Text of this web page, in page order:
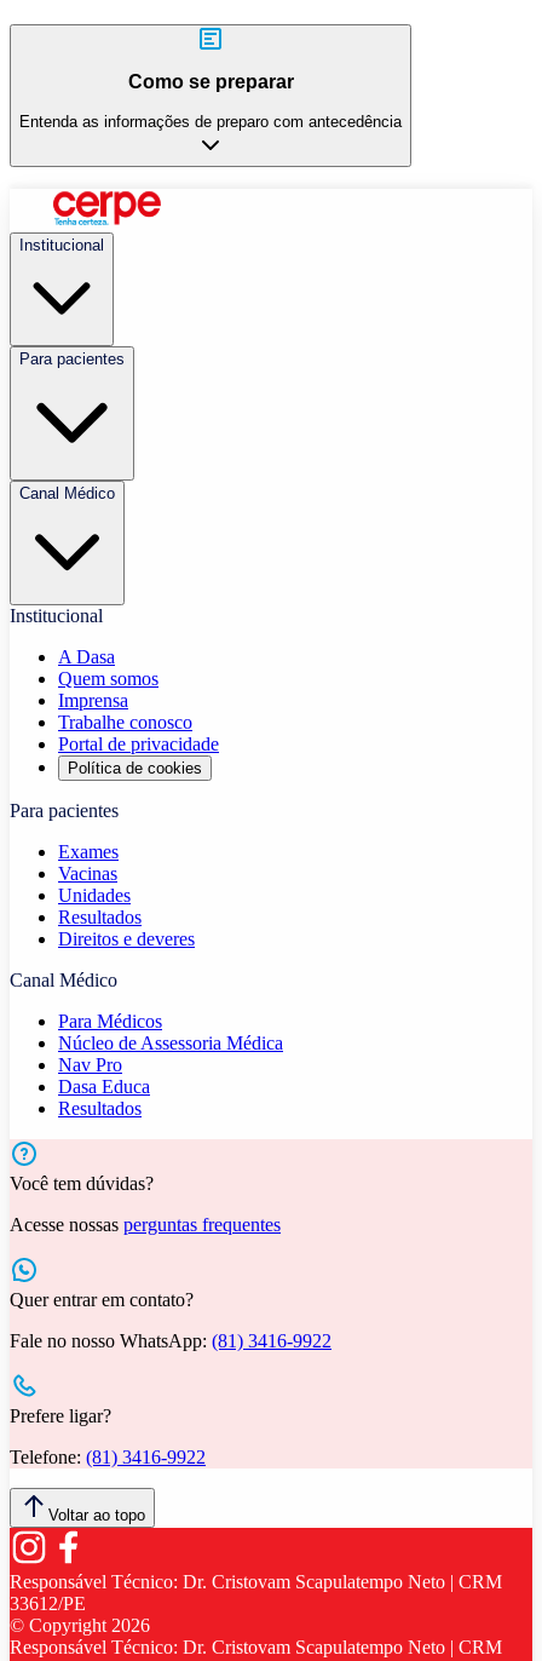
Como se preparar
Entenda as informações de preparo com antecedência
Institucional
Para pacientes
Canal Médico
Institucional
A Dasa
Quem somos
Imprensa
Trabalhe conosco
Portal de privacidade
Política de cookies
Para pacientes
Exames
Vacinas
Unidades
Resultados
Direitos e deveres
Canal Médico
Para Médicos
Núcleo de Assessoria Médica
Nav Pro
Dasa Educa
Resultados
Você tem dúvidas?
Acesse nossas perguntas frequentes
Quer entrar em contato?
Fale no nosso WhatsApp: (81) 3416-9922
Prefere ligar?
Telefone: (81) 3416-9922
Voltar ao topo
Responsável Técnico: Dr. Cristovam Scapulatempo Neto | CRM
33612/PE
© Copyright2026
Responsável Técnico: Dr. Cristovam Scapulatempo Neto | CRM